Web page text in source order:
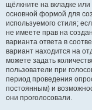
щёлкните на вкладке
основной формой для
используемого стиля;
не имеете прав на
варианта ответа в
вариант находится на
можете задать
пользователи при
период проведения
постоянным) и
они проголосовали.